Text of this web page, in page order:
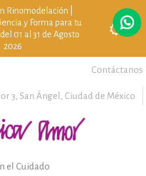
Rinomodelación |
y Forma para tu
01 al 31 de Agosto
2026
Contáctanos
3, San Ángel, Ciudad de México
el Cuidado